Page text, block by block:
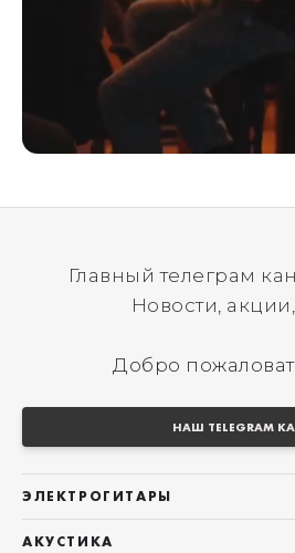
Главный телеграм
Новости,
Добро
НАШ TELEGRAM
ЭЛЕКТРОГИТАРЫ
АКУСТИКА